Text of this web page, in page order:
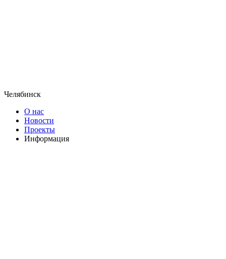
Челябинск
О нас
Новости
Проекты
Информация